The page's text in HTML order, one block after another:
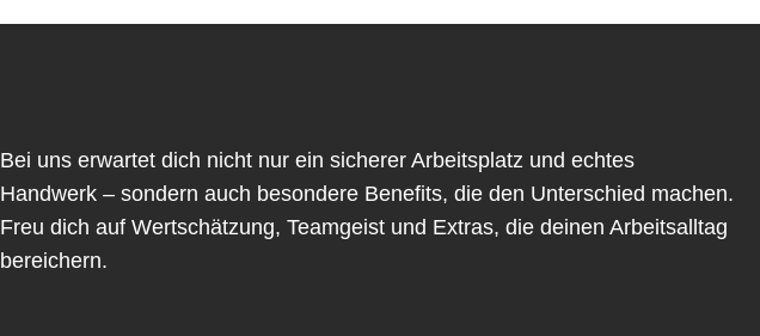
Bei uns erwartet dich nicht nur ein sicherer Arbeitsplatz und echtes
Handwerk – sondern auch besondere Benefits, die den Unterschied machen.
Freu dich auf Wertschätzung, Teamgeist und Extras, die deinen Arbeitsalltag
bereichern.